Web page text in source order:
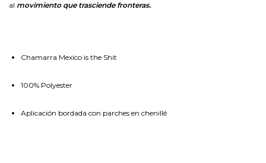
al movimiento que trasciende fronteras.
Chamarra Mexico is the Shit
100% Polyester
Aplicación bordada con parches en chenillé